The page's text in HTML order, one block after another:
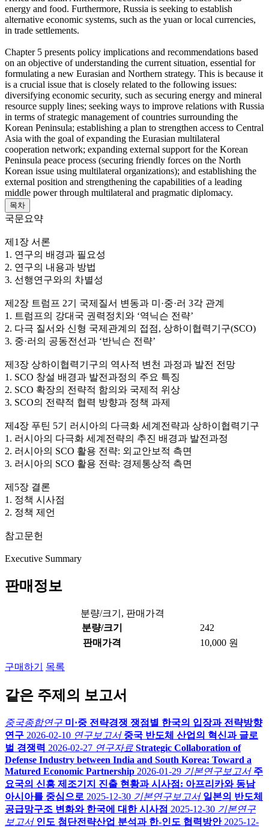
energy and food. Furthermore, Russia is seeking to establish
alternative economic systems, such as the yuan or local currencies,
in trade settlements.
Chapter 5 presents policy implications and recommendations based
on an objective of understanding the current situation, essential for
formulating a new Eurasian and Northern strategy. This is because it
is a crucial issue that is closely related to the following issues:
diversifying economic security, such as securing energy and mineral
resource supply lines; seeking ways to improve relations with Russia
in terms of strategic management of countries surrounding the
Korean Peninsula; establishing a plan to strengthen access to Central
Asia with the goal of expanding the Eurasian multilateral
cooperation network; expanding external support for the Korean
Peninsula peace process (securing friendly forces on the North
Korean issue using multilateral organizations); and establishing the
external position and strengthening the capabilities of a leading
middle power through multilateral and pragmatic diplomacy.
목차
국문요약
제1장 서론
1. 연구의 배경과 필요성
2. 연구의 내용과 방법
3. 선행연구와의 차별성
제2장 트럼프 2기 국제질서 변동과 미·중·러 3각 관계
1. 트럼프의 강대국 권력정치와 ‘역닉슨 전략’
2. 다극 질서와 신형 국제관계의 접점, 상하이협력기구(SCO)
3. 중·러의 공동전선과 ‘반닉슨 전략’
제3장 상하이협력기구의 역사적 변천 과정과 발전 전망
1. SCO 창설 배경과 발전과정의 주요 특징
2. SCO 확장의 전략적 함의와 국제적 위상
3. SCO의 전략적 협력 방향과 정책 과제
제4장 푸틴 5기 러시아의 다극화 세계전략과 상하이협력기구
1. 러시아의 다극화 세계전략의 추진 배경과 발전과정
2. 러시아의 SCO 활용 전략: 외교안보적 측면
3. 러시아의 SCO 활용 전략: 경제통상적 측면
제5장 결론
1. 정책 시사점
2. 정책 제언
참고문헌
Executive Summary
판매정보
분량/크기, 판매가격
분량/크기
242
판매가격
10,000 원
구매하기 목록
같은 주제의 보고서
중국종합연구 미·중 전략경쟁 쟁점별 한국의 입장과 전략방향
연구 2026-02-10 연구보고서 중국 반도체 산업의 혁신과 글로
벌 경쟁력 2026-02-27 연구자료 Strategic Collaboration of
Defense Industry between India and South Korea: Toward a
Matured Economic Partnership 2026-01-29 기본연구보고서 주
요국의 신흥 제조기지 진출 현황과 시사점: 아프리카와 동남
아시아를 중심으로 2025-12-30 기본연구보고서 일본의 반도체
공급망구조 변화와 한국에 대한 시사점 2025-12-30 기본연구
보고서 인도 첨단전략산업 분석과 한-인도 협력방안 2025-12-